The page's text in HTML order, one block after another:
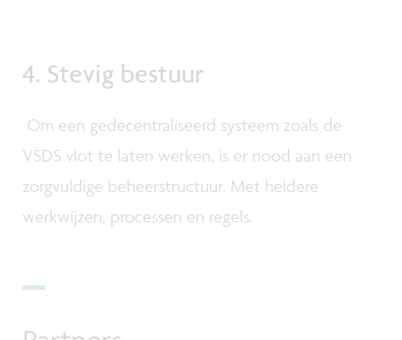
4. Stevig bestuur
Om een gedecentraliseerd systeem zoals de
VSDS vlot te laten werken, is er nood aan een
zorgvuldige beheerstructuur. Met heldere
werkwijzen, processen en regels.